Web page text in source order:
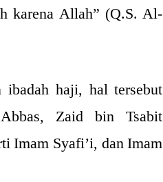
karena Allah” (Q.S. Al-
ibadah haji, hal tersebut
Zaid bin Tsabit
Imam Syafi’i, dan Imam